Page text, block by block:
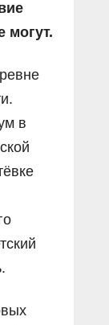
могут.
в